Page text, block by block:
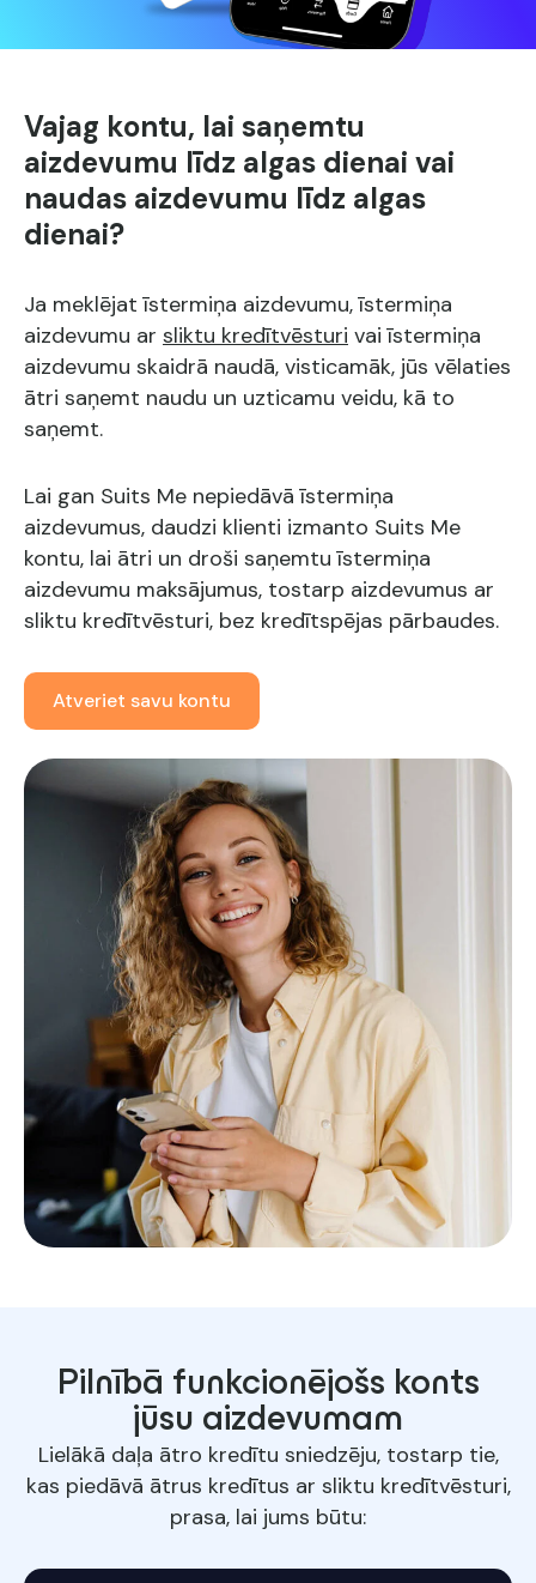
Vajag kontu, lai saņemtu
aizdevumu līdz algas dienai vai
naudas aizdevumu līdz algas
dienai?
Ja meklējat īstermiņa aizdevumu, īstermiņa
aizdevumu ar sliktu kredītvēsturi vai īstermiņa
aizdevumu skaidrā naudā, visticamāk, jūs vēlaties
ātri saņemt naudu un uzticamu veidu, kā to
saņemt.
Lai gan Suits Me nepiedāvā īstermiņa
aizdevumus, daudzi klienti izmanto Suits Me
kontu, lai ātri un droši saņemtu īstermiņa
aizdevumu maksājumus, tostarp aizdevumus ar
sliktu kredītvēsturi, bez kredītspējas pārbaudes.
Atveriet savu kontu
Pilnībā funkcionējošs konts
jūsu aizdevumam
Lielākā daļa ātro kredītu sniedzēju, tostarp tie,
kas piedāvā ātrus kredītus ar sliktu kredītvēsturi,
prasa, lai jums būtu: